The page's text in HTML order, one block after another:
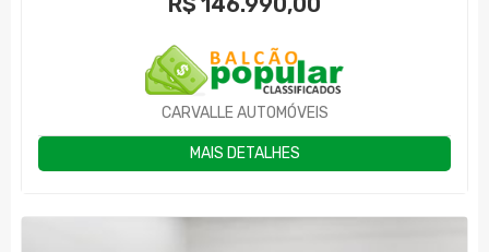
CARVALLE AUTOMÓVEIS
MAIS DETALHES